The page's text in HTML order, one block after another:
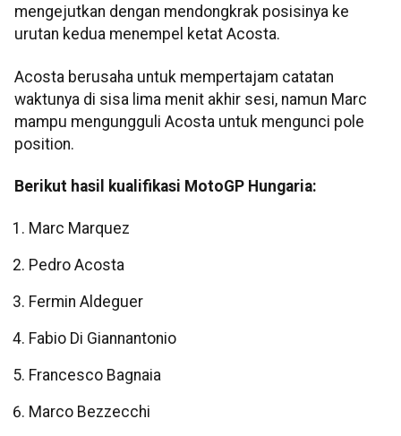
mengejutkan dengan mendongkrak posisinya ke
urutan kedua menempel ketat Acosta.
Acosta berusaha untuk mempertajam catatan
waktunya di sisa lima menit akhir sesi, namun Marc
mampu mengungguli Acosta untuk mengunci pole
position.
Berikut hasil kualifikasi MotoGP Hungaria:
Marc Marquez
Pedro Acosta
Fermin Aldeguer
Fabio Di Giannantonio
Francesco Bagnaia
Marco Bezzecchi